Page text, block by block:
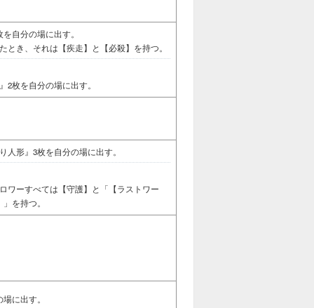
自分の場に出す。
とき、それは【疾走】と【必殺】を持つ。
2枚を自分の場に出す。
人形』3枚を自分の場に出す。
ワーすべては【守護】と「【ラストワー
を持つ。
に出す。